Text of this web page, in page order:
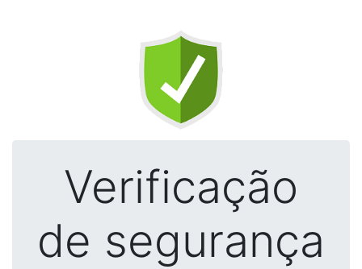
Verificação
de segurança